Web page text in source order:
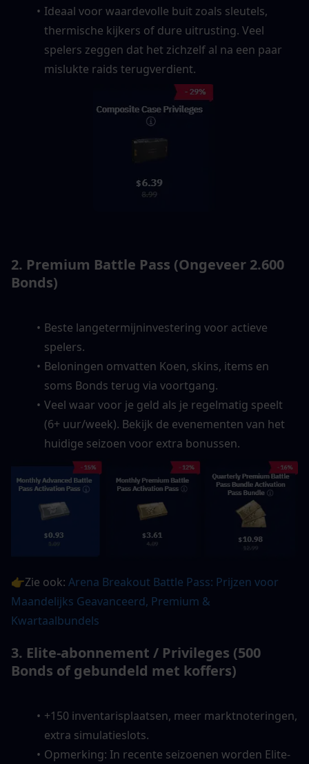
Ideaal voor waardevolle buit zoals sleutels,
thermische kijkers of dure uitrusting. Veel
spelers zeggen dat het zichzelf al na een paar
mislukte raids terugverdient.
2. Premium Battle Pass (Ongeveer 2.600
Bonds)
Beste langetermijninvestering voor actieve
spelers.
Beloningen omvatten Koen, skins, items en
soms Bonds terug via voortgang.
Veel waar voor je geld als je regelmatig speelt
(6+ uur/week). Bekijk de evenementen van het
huidige seizoen voor extra bonussen.
👉Zie ook: Arena Breakout Battle Pass: Prijzen voor
Maandelijks Geavanceerd, Premium &
Kwartaalbundels
3. Elite-abonnement / Privileges (500
Bonds of gebundeld met koffers)
+150 inventarisplaatsen, meer marktnoteringen,
extra simulatieslots.
Opmerking: In recente seizoenen worden Elite-